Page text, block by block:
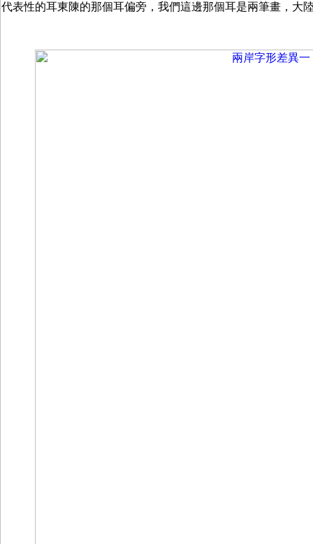
代表性的耳東陳的那個耳偏旁，我們這邊那個耳是兩筆畫，大